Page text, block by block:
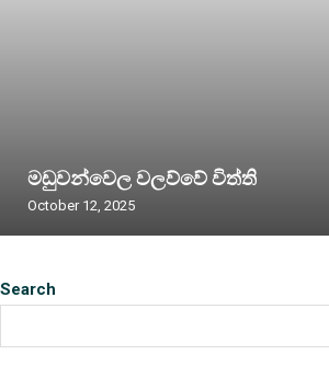
Search
මඩුවන්වෙල වලව්වේ විත්ති
October 12, 2025